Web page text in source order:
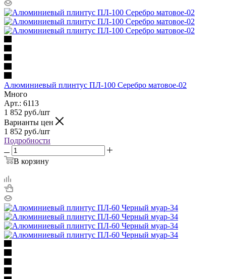
Алюминиевый плинтус ПЛ-100 Серебро матовое-02
Много
Арт.: 6113
1 852 руб./шт
Варианты цен
1 852 руб./шт
Подробности
В корзину